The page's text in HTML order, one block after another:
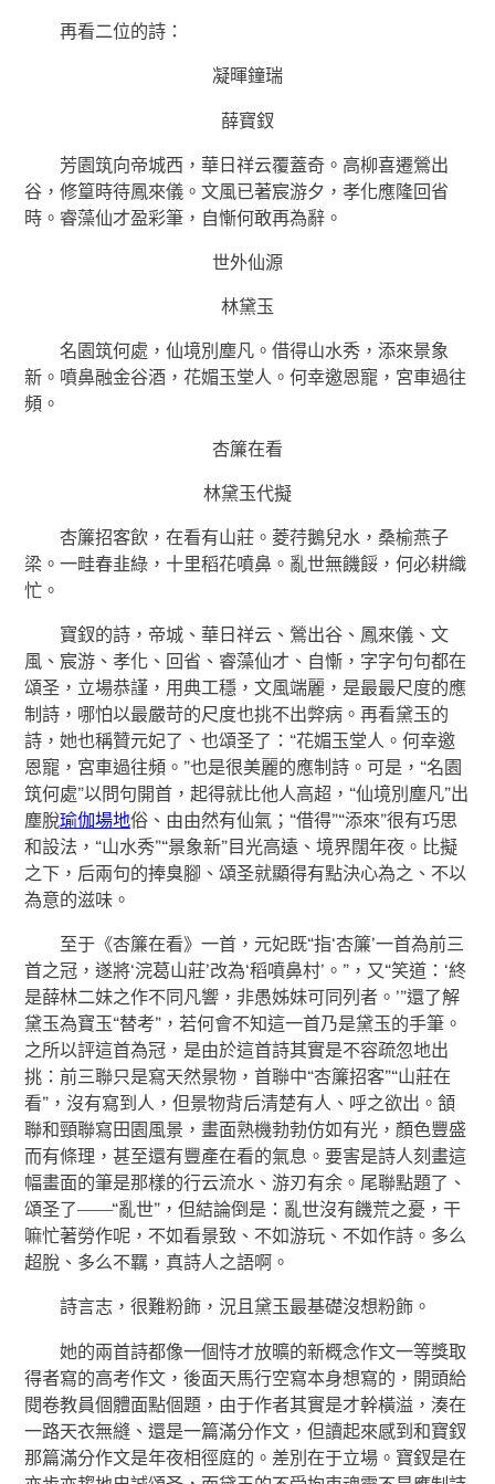
再看二位的詩：
凝暉鐘瑞
薛寶釵
芳園筑向帝城西，華日祥云覆蓋奇。高柳喜遷鶯出
谷，修篁時待鳳來儀。文風已著宸游夕，孝化應隆回省
時。睿藻仙才盈彩筆，自慚何敢再為辭。
世外仙源
林黛玉
名園筑何處，仙境別塵凡。借得山水秀，添來景象
新。噴鼻融金谷酒，花媚玉堂人。何幸邀恩寵，宮車過往
頻。
杏簾在看
林黛玉代擬
杏簾招客飲，在看有山莊。菱荇鵝兒水，桑榆燕子
梁。一畦春韭綠，十里稻花噴鼻。亂世無饑餒，何必耕織
忙。
寶釵的詩，帝城、華日祥云、鶯出谷、鳳來儀、文
風、宸游、孝化、回省、睿藻仙才、自慚，字字句句都在
頌圣，立場恭謹，用典工穩，文風端麗，是最最尺度的應
制詩，哪怕以最嚴苛的尺度也挑不出弊病。再看黛玉的
詩，她也稱贊元妃了、也頌圣了：“花媚玉堂人。何幸邀
恩寵，宮車過往頻。”也是很美麗的應制詩。可是，“名園
筑何處”以問句開首，起得就比他人高超，“仙境別塵凡”出
塵脫瑜伽場地俗、由由然有仙氣；“借得”“添來”很有巧思
和設法，“山水秀”“景象新”目光高遠、境界闊年夜。比擬
之下，后兩句的捧臭腳、頌圣就顯得有點決心為之、不以
為意的滋味。
至于《杏簾在看》一首，元妃既“指‘杏簾’一首為前三
首之冠，遂將‘浣葛山莊’改為‘稻噴鼻村’。”，又“笑道：‘終
是薛林二妹之作不同凡響，非愚姊妹可同列者。’”還了解
黛玉為寶玉“替考”，若何會不知這一首乃是黛玉的手筆。
之所以評這首為冠，是由於這首詩其實是不容疏忽地出
挑：前三聯只是寫天然景物，首聯中“杏簾招客”“山莊在
看”，沒有寫到人，但景物背后清楚有人、呼之欲出。頷
聯和頸聯寫田園風景，畫面熟機勃勃仿如有光，顏色豐盛
而有條理，甚至還有豐產在看的氣息。要害是詩人刻畫這
幅畫面的筆是那樣的行云流水、游刃有余。尾聯點題了、
頌圣了——“亂世”，但結論倒是：亂世沒有饑荒之憂，干
嘛忙著勞作呢，不如看景致、不如游玩、不如作詩。多么
超脫、多么不羈，真詩人之語啊。
詩言志，很難粉飾，況且黛玉最基礎沒想粉飾。
她的兩首詩都像一個恃才放曠的新概念作文一等獎取
得者寫的高考作文，後面天馬行空寫本身想寫的，開頭給
閱卷教員個體面點個題，由于作者其實是才幹橫溢，湊在
一路天衣無縫、還是一篇滿分作文，但讀起來感到和寶釵
那篇滿分作文是年夜相徑庭的。差別在于立場。寶釵是在